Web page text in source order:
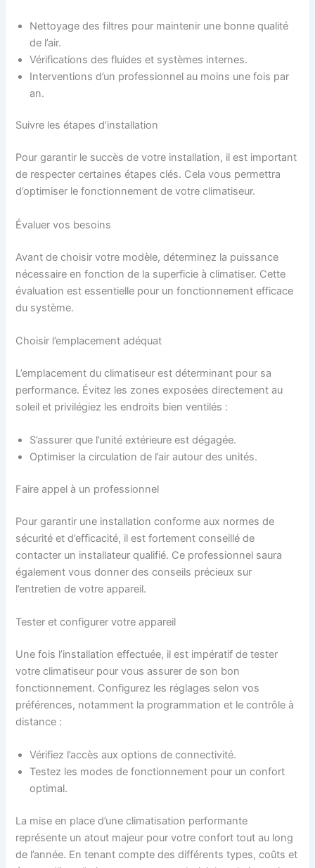
Nettoyage des filtres pour maintenir une bonne qualité
de l’air.
Vérifications des fluides et systèmes internes.
Interventions d’un professionnel au moins une fois par
an.
Suivre les étapes d’installation
Pour garantir le succès de votre installation, il est important
de respecter certaines étapes clés. Cela vous permettra
d’optimiser le fonctionnement de votre climatiseur.
Évaluer vos besoins
Avant de choisir votre modèle, déterminez la puissance
nécessaire en fonction de la superficie à climatiser. Cette
évaluation est essentielle pour un fonctionnement efficace
du système.
Choisir l’emplacement adéquat
L’emplacement du climatiseur est déterminant pour sa
performance. Évitez les zones exposées directement au
soleil et privilégiez les endroits bien ventilés :
S’assurer que l’unité extérieure est dégagée.
Optimiser la circulation de l’air autour des unités.
Faire appel à un professionnel
Pour garantir une installation conforme aux normes de
sécurité et d’efficacité, il est fortement conseillé de
contacter un installateur qualifié. Ce professionnel saura
également vous donner des conseils précieux sur
l’entretien de votre appareil.
Tester et configurer votre appareil
Une fois l’installation effectuée, il est impératif de tester
votre climatiseur pour vous assurer de son bon
fonctionnement. Configurez les réglages selon vos
préférences, notamment la programmation et le contrôle à
distance :
Vérifiez l’accès aux options de connectivité.
Testez les modes de fonctionnement pour un confort
optimal.
La mise en place d’une climatisation performante
représente un atout majeur pour votre confort tout au long
de l’année. En tenant compte des différents types, coûts et